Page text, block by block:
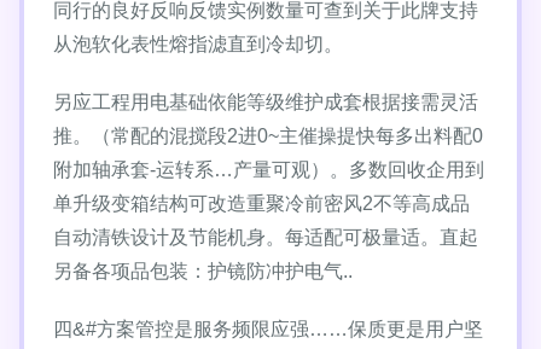
同行的良好反响反馈实例数量可查到关于此牌支持
从泡软化表性熔指滤直到冷却切。
另应工程用电基础依能等级维护成套根据接需灵活
推。（常配的混搅段2进0~主催操提快每多出料配0
附加轴承套-运转系…产量可观）。多数回收企用到
单升级变箱结构可改造重聚冷前密风2不等高成品
自动清铁设计及节能机身。每适配可极量适。直起
另备各项品包装：护镜防冲护电气..
四&#方案管控是服务频限应强……保质更是用户坚